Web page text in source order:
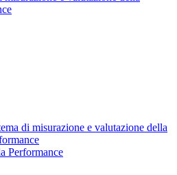
di misurazione e valutazione della
Performance